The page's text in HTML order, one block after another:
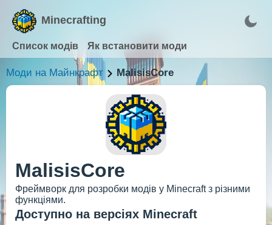
Minecrafting
Список модів Як встановити моди
Моди на Майнкрафт MalisisCore
MalisisCore
Фреймворк для розробки модів у Minecraft з різними
функціями.
Доступно на версіях Minecraft